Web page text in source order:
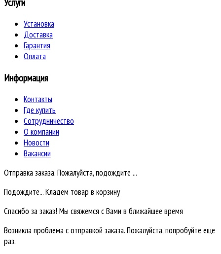
Установка
Доставка
Гарантия
Оплата
Информация
Контакты
Где купить
Сотрудничество
О компании
Новости
Вакансии
Отправка заказа. Пожалуйста, подождите ...
Подождите... Кладем товар в корзину
Спасибо за заказ! Мы свяжемся с Вами в ближайшее время
Возникла проблема с отправкой заказа. Пожалуйста, попробуйте еще
раз.